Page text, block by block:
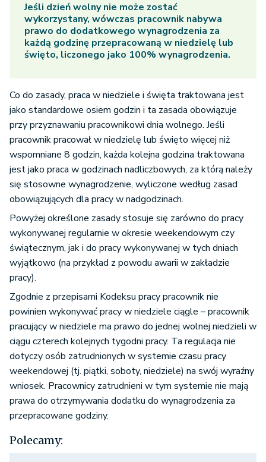
Jeśli dzień wolny nie może zostać
wykorzystany, wówczas pracownik nabywa
prawo do dodatkowego wynagrodzenia za
każdą godzinę przepracowaną w niedzielę lub
święto, liczonego jako 100% wynagrodzenia.
Co do zasady, praca w niedziele i święta traktowana jest
jako standardowe osiem godzin i ta zasada obowiązuje
przy przyznawaniu pracownikowi dnia wolnego. Jeśli
pracownik pracował w niedzielę lub święto więcej niż
wspomniane 8 godzin, każda kolejna godzina traktowana
jest jako praca w godzinach nadliczbowych, za którą należy
się stosowne wynagrodzenie, wyliczone według zasad
obowiązujących dla pracy w nadgodzinach.
Powyżej określone zasady stosuje się zarówno do pracy
wykonywanej regularnie w okresie weekendowym czy
świątecznym, jak i do pracy wykonywanej w tych dniach
wyjątkowo (na przykład z powodu awarii w zakładzie
pracy).
Zgodnie z przepisami Kodeksu pracy pracownik nie
powinien wykonywać pracy w niedziele ciągle – pracownik
pracujący w niedziele ma prawo do jednej wolnej niedzieli w
ciągu czterech kolejnych tygodni pracy. Ta regulacja nie
dotyczy osób zatrudnionych w systemie czasu pracy
weekendowej (tj. piątki, soboty, niedziele) na swój wyraźny
wniosek. Pracownicy zatrudnieni w tym systemie nie mają
prawa do otrzymywania dodatku do wynagrodzenia za
przepracowane godziny.
Polecamy: